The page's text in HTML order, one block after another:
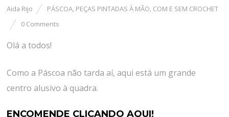
Aida Rijo PÁSCOA, PEÇAS PINTADAS À MÃO, COM E SEM CROCHET
0 Comments
Olá a todos!
Como a Páscoa não tarda aí, aqui está um grande
centro alusivo à quadra.
ENCOMENDE CLICANDO AQUI!